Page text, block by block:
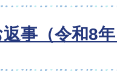
事（令和8